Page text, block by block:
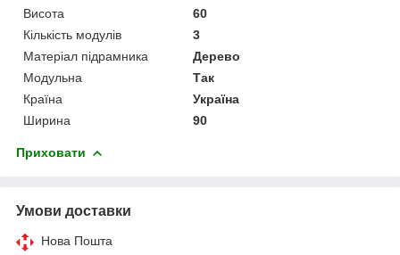
Висота
60
Кількість модулів
3
Матеріал підрамника
Дерево
Модульна
Так
Країна
Україна
Ширина
90
Приховати
Умови доставки
Нова Пошта